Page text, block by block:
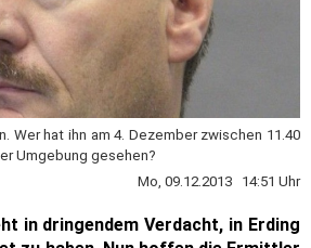
Wer hat ihn am 4. Dezember zwischen 11.40
Umgebung gesehen?
Mo, 09.12.2013 14:51 Uhr
in dringendem Verdacht, in Erding